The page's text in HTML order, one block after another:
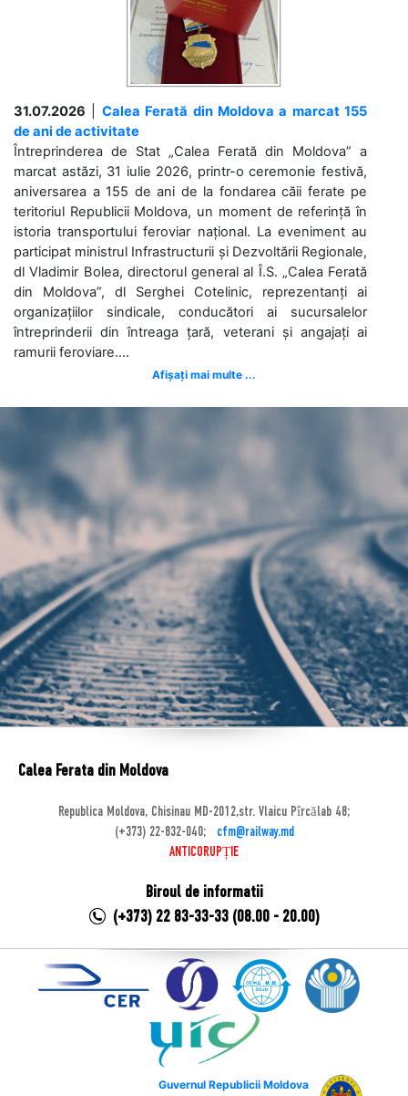
31.07.2026
Calea Ferată din Moldova a marcat 155
de ani de activitate
Întreprinderea de Stat „Calea Ferată din Moldova” a
marcat astăzi, 31 iulie 2026, printr-o ceremonie festivă,
aniversarea a 155 de ani de la fondarea căii ferate pe
teritoriul Republicii Moldova, un moment de referință în
istoria transportului feroviar național. La eveniment au
participat ministrul Infrastructurii și Dezvoltării Regionale,
dl Vladimir Bolea, directorul general al Î.S. „Calea Ferată
din Moldova”, dl Serghei Cotelinic, reprezentanți ai
organizațiilor sindicale, conducători ai sucursalelor
întreprinderii din întreaga țară, veterani și angajați ai
ramurii feroviare....
Afișați mai multe ...
Calea Ferata din Moldova
Republica Moldova, Chisinau MD-2012,str. Vlaicu Pîrcălab 48;
(+373) 22-832-040;
cfm@railway.md
ANTICORUPȚIE
Biroul de informatii
(+373) 22 83-33-33 (08.00 - 20.00)
Guvernul Republicii Moldova